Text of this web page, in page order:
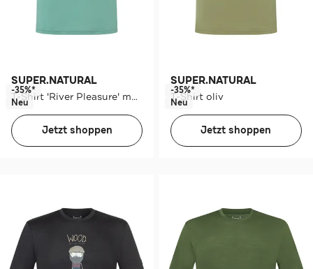
SUPER.NATURAL
T-Shirt 'River Pleasure' meergrün
-35%*
Neu
Jetzt shoppen
SUPER.NATURAL
T-Shirt oliv
-35%*
Neu
Jetzt shoppen